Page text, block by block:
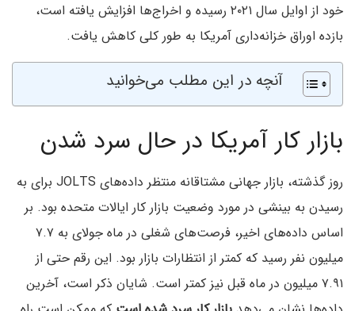
خود از اوایل سال ۲۰۲۱ رسیده و اخراج‌ها افزایش یافته است،
بازده اوراق خزانه‌داری آمریکا به طور کلی کاهش یافت.
آنچه در این مطلب می‌خوانید
بازار کار آمریکا در حال سرد شدن
روز گذشته، بازار جهانی مشتاقانه منتظر داده‌های JOLTS برای به
رسیدن به بینشی در مورد وضعیت بازار کار ایالات متحده بود. بر
اساس داده‌های اخیر، فرصت‌های شغلی در ماه جولای به ۷.۷
میلیون نفر رسید که کمتر از انتظارات بازار بود. این رقم حتی از
۷.۹۱ میلیون در ماه قبل نیز کمتر است. شایان ذکر است، آخرین